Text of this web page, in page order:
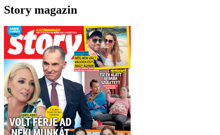
Story magazin